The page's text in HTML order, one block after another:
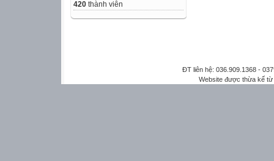
420 thành viên
ĐT liên hệ: 036.909.1368 -
Website được thừa kế từ